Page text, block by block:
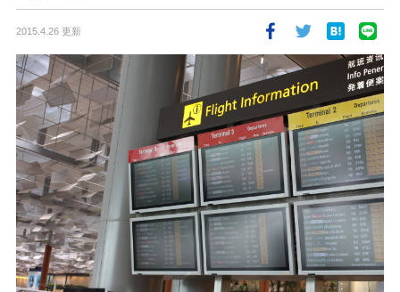
2015.4.26 更新